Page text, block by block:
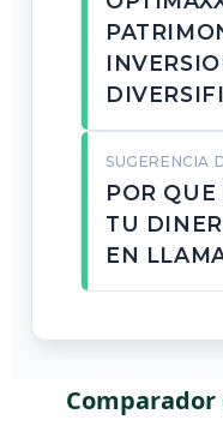
SUGERENCIA
POR
TU
EN